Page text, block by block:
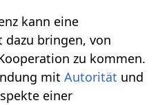
kann eine
bringen, von
zu kommen.
mitAutorität und
einer